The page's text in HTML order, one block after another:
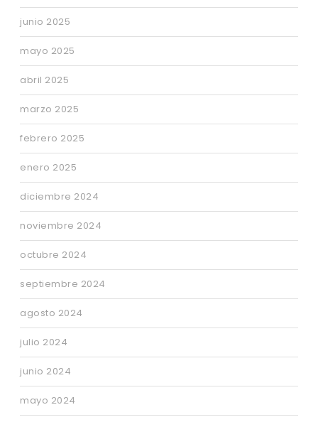
junio 2025
mayo 2025
abril 2025
marzo 2025
febrero 2025
enero 2025
diciembre 2024
noviembre 2024
octubre 2024
septiembre 2024
agosto 2024
julio 2024
junio 2024
mayo 2024